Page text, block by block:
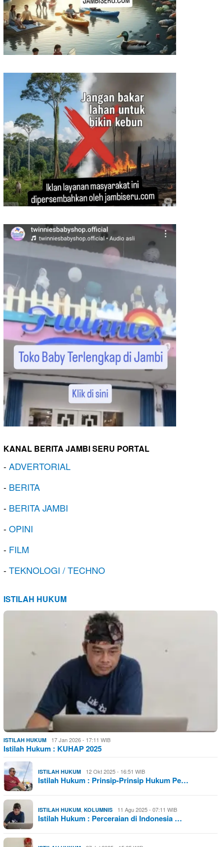
KANAL BERITA JAMBI SERU PORTAL
-ADVERTORIAL
- BERITA
- BERITA JAMBI
-OPINI
- FILM
-TEKNOLOGI / TECHNO
ISTILAH HUKUM
ISTILAH HUKUM 17 Jan 2026 - 17:11 WIB
Istilah Hukum : KUHAP 2025
ISTILAH HUKUM 12 Okt 2025 - 16:51 WIB
Istilah Hukum : Prinsip-Prinsip Hukum Pe…
ISTILAH HUKUM, KOLUMNIS 11 Agu 2025 - 07:11 WIB
Istilah Hukum : Perceraian di Indonesia …